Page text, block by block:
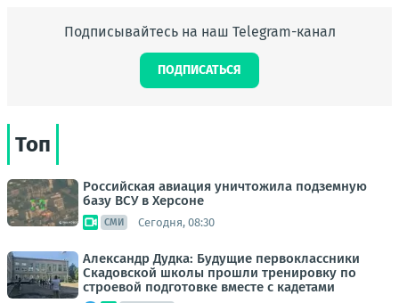
Подписывайтесь на наш Telegram-канал
ПОДПИСАТЬСЯ
Топ
Российская авиация уничтожила подземную
базу ВСУ в Херсоне
СМИ Сегодня, 08:30
Александр Дудка: Будущие первоклассники
Скадовской школы прошли тренировку по
строевой подготовке вместе с кадетами